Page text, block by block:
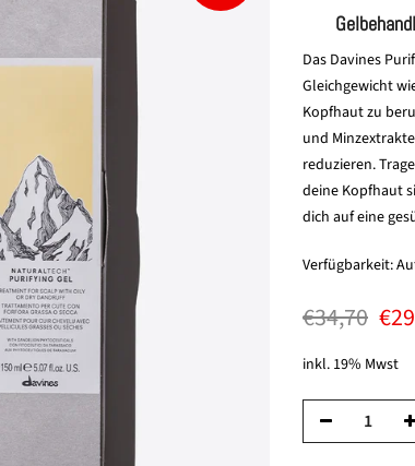
Das Davines
Gleichgewicht
Kopfhaut zu
und
reduzieren.
deine Kopfhaut
dich auf eine
Verfügbarkeit:
€34,70
inkl. 19% Mwst